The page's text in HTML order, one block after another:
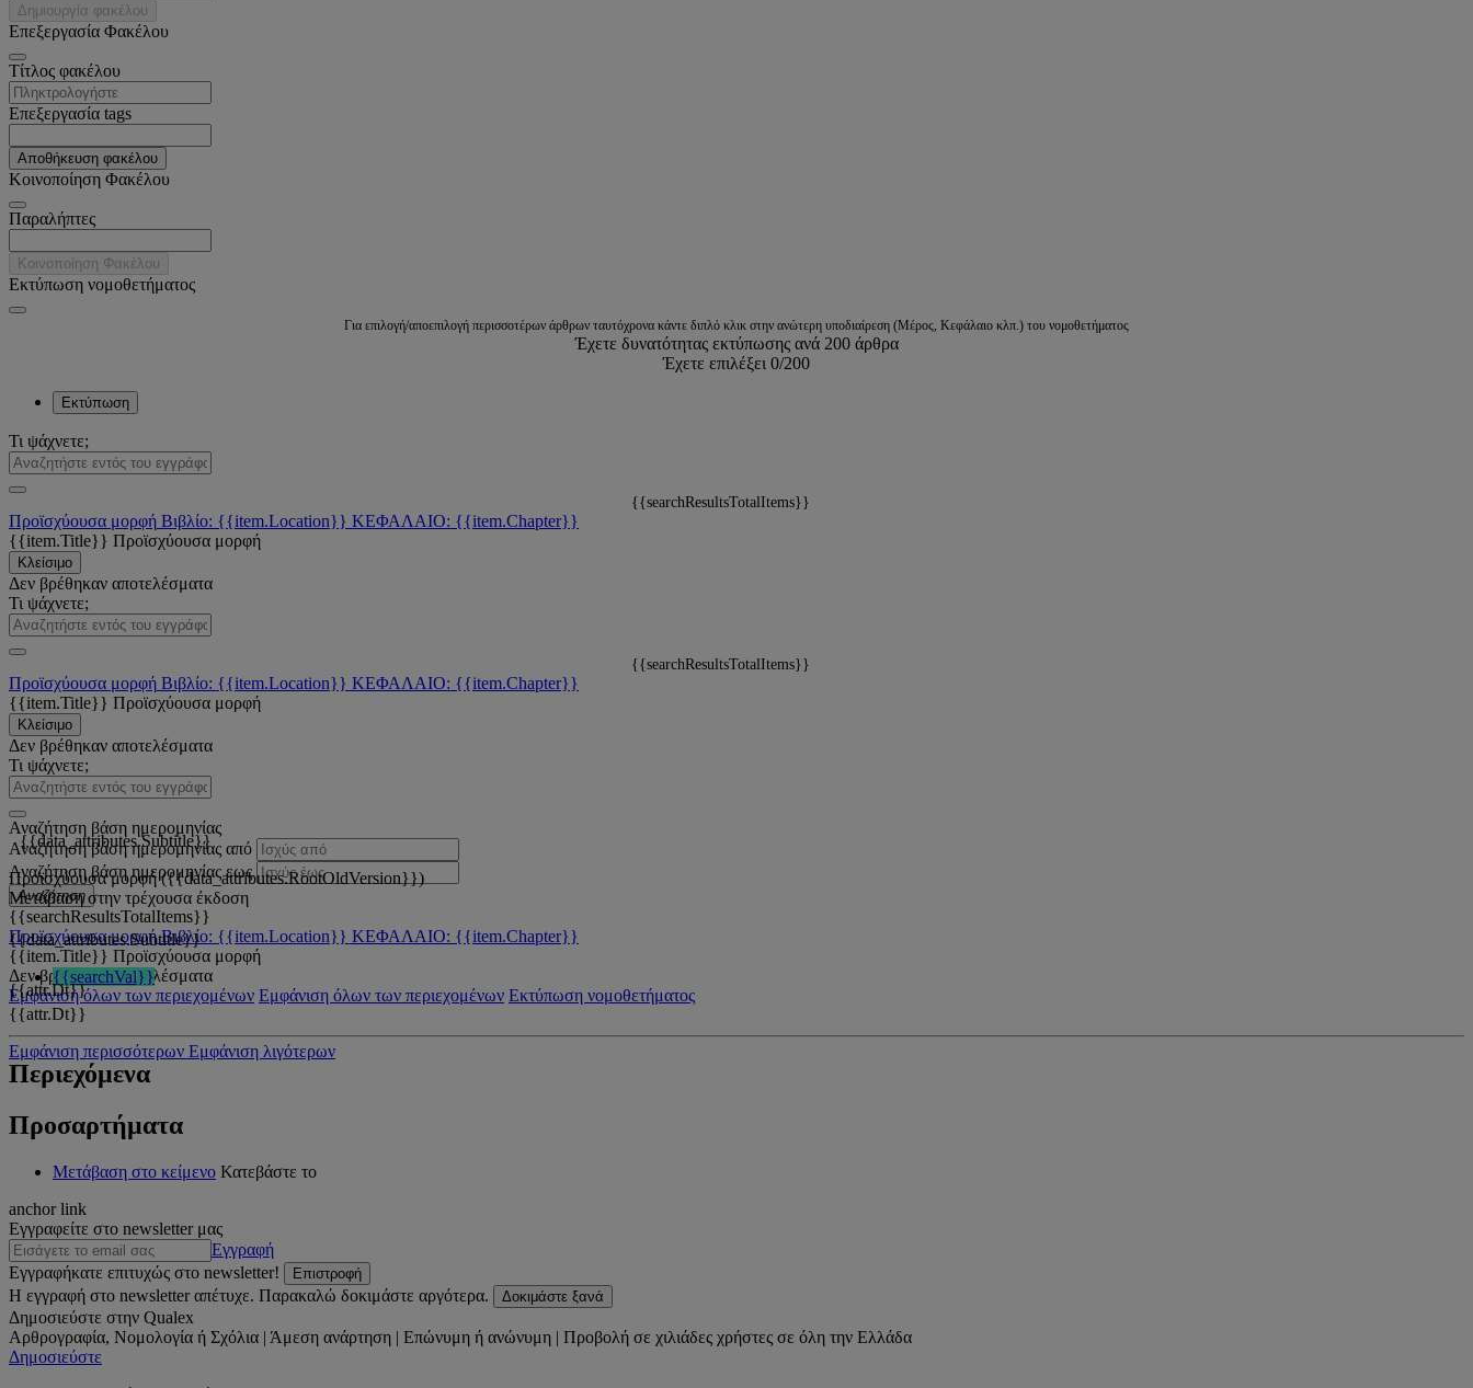
Δημιουργία φακέλου
Επεξεργασία Φακέλου
Tίτλος φακέλου
Επεξεργασία tags
Αποθήκευση φακέλου
Κοινοποίηση Φακέλου
Παραλήπτες
Κοινοποίηση Φακέλου
Εκτύπωση νομοθετήματος
Για επιλογή/αποεπιλογή περισσοτέρων άρθρων ταυτόχρονα κάντε διπλό κλικ στην ανώτερη υποδιαίρεση (Μέρος, Κεφάλαιο κλπ.) του νομοθετήματος
Έχετε δυνατότητας εκτύπωσης ανά 200 άρθρα
Έχετε επιλέξει 0/200
Εκτύπωση
Τι ψάχνετε;
{{searchResultsTotalItems}}
Προϊσχύουσα μορφή Βιβλίο: {{item.Location}} ΚΕΦΑΛΑΙΟ: {{item.Chapter}}
{{item.Title}} Προϊσχύουσα μορφή
Κλείσιμο
Δεν βρέθηκαν αποτελέσματα
Τι ψάχνετε;
{{searchResultsTotalItems}}
Προϊσχύουσα μορφή Βιβλίο: {{item.Location}} ΚΕΦΑΛΑΙΟ: {{item.Chapter}}
{{item.Title}} Προϊσχύουσα μορφή
Κλείσιμο
Δεν βρέθηκαν αποτελέσματα
Τι ψάχνετε;
Αναζήτηση βάση ημερομηνίας
Αναζήτηση βάση ημερομηνίας από
Αναζήτηση βάση ημερομηνίας εως
Αναζήτηση
{{searchResultsTotalItems}}
Προϊσχύουσα μορφή Βιβλίο: {{item.Location}} ΚΕΦΑΛΑΙΟ: {{item.Chapter}}
{{item.Title}} Προϊσχύουσα μορφή
Δεν βρέθηκαν αποτελέσματα
Εμφάνιση όλων των περιεχομένων Εμφάνιση όλων των περιεχομένων Εκτύπωση νομοθετήματος
{{data_attributes.Subtitle}}
Προϊσχύουσα μορφή ({{data_attributes.RootOldVersion}})
Μετάβαση στην τρέχουσα έκδοση
{{data_attributes.Subtitle}}
{{searchVal}}
{{attr.Dt}}
Εμφάνιση περισσότερων Εμφάνιση λιγότερων
{{attr.Dt}}
Περιεχόμενα
Προσαρτήματα
Μετάβαση στο κείμενο Κατεβάστε το
anchor link
Εγγραφείτε στο newsletter μας
Εγγραφή
Εγγραφήκατε επιτυχώς στο newsletter!
Επιστροφή
Η εγγραφή στο newsletter απέτυχε. Παρακαλώ δοκιμάστε αργότερα. Δοκιμάστε ξανά
Δημοσιεύστε στην Qualex
Αρθρογραφία, Νομολογία ή Σχόλια | Άμεση ανάρτηση | Επώνυμη ή ανώνυμη | Προβολή σε χιλιάδες χρήστες σε όλη την Ελλάδα
Δημοσιεύστε